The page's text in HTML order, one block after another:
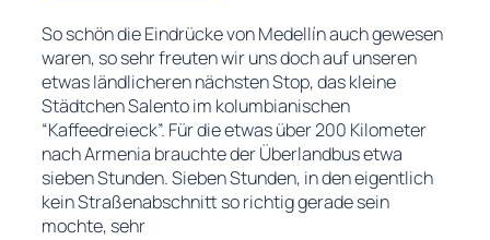
So schön die Eindrücke von Medellín auch gewesen
waren, so sehr freuten wir uns doch auf unseren
etwas ländlicheren nächsten Stop, das kleine
Städtchen Salento im kolumbianischen
“Kaffeedreieck”. Für die etwas über 200 Kilometer
nach Armenia brauchte der Überlandbus etwa
sieben Stunden. Sieben Stunden, in den eigentlich
kein Straßenabschnitt so richtig gerade sein
mochte, sehr